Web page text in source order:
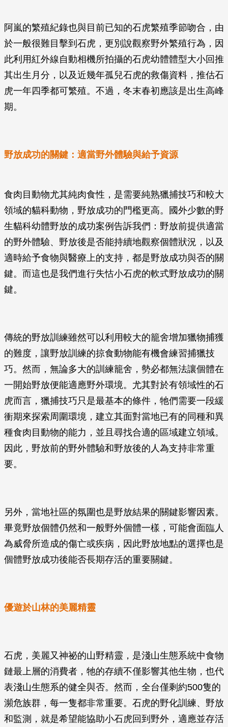
阿嵐的繁殖紀錄也與目前已知的石虎繁殖季節吻合，由
於一般很難目擊到石虎，更別說觀察野外繁殖行為，因
此利用紅外線自動相機所拍攝的石虎幼體體型大小回推
其出生月分，以及近幾年孤兒石虎的救傷資料，推估石
虎一年四季都可繁殖。不過，冬末春初應該是出生高峰
期。
野放成功的關鍵：適當野外體驗與給予資源
食肉目動物尤其純肉食性，是需要純熟獵捕技巧和較大
領域的貓科動物，野放成功的門檻更高。國外少數的野
生貓科幼體野放的成功案例告訴我們：野放前提供適當
的野外體驗、野放後是否能持續地觀察個體狀況，以及
適時給予食物與醫療上的支持，都是野放成功與否的關
鍵。而這也是我們進行失怙小石虎的軟式野放成功的關
鍵。
傳統的野放訓練雖然可以利用較大的籠舍增加獵物捕獲
的難度，讓野放訓練的掠食動物能有機會練習捕獵技
巧。然而，無論多大的訓練籠舍，勢必都無法讓個體在
一開始野放便能適應野外環境。尤其對於有領域性的石
虎而言，獵捕技巧只是最基本的條件，牠們需要一段緩
衝期來探索周圍環境，建立其面對當地已有的同種和異
種食肉目動物的能力，並且尋找合適的區域建立領域。
因此，野放前的野外體驗和野放後的人為支持非常重
要。
另外，當地社區的氛圍也是野放結果的關鍵影響因素。
畢竟野放個體仍然和一般野外個體一樣，可能會面臨人
為威脅所造成的傷亡或疾病，因此野放地點的選擇也是
個體野放成功後能否長期存活的重要關鍵。
優遊於山林的美麗精靈
石虎，美麗又神祕的山野精靈，是淺山生態系統中食物
鏈最上層的消費者，牠的存續不僅影響其他生物，也代
表淺山生態系的健全與否。然而，全台僅剩約500隻的
瀕危族群，每一隻都非常重要。石虎的野化訓練、野放
和監測，就是希望能協助小石虎回到野外，適應並存活